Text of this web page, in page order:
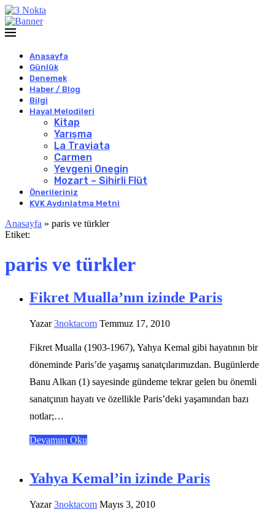
Anasayfa
Günlük
Denemek
Haber / Blog
Bilgi
Hayal Melodileri
Kitap
Yarışma
La Traviata
Carmen
Yevgeni Onegin
Mozart – Sihirli Flüt
Önerileriniz
KVK Aydınlatma Metni
Anasayfa » paris ve türkler
Etiket:
paris ve türkler
Fikret Mualla’nın izinde Paris
Yazar3noktacom Temmuz 17, 2010
Fikret Mualla (1903-1967), Yahya Kemal gibi hayatının bir
döneminde Paris’de yaşamış sanatçılarımızdan. Bugünlerde
Banu Alkan (1) sayesinde gündeme tekrar gelen bu önemli
sanatçının hayatı ve özellikle Paris’deki yaşamından bazı
notlar;…
Devamını Oku
Yahya Kemal’in izinde Paris
Yazar3noktacom Mayıs 3, 2010